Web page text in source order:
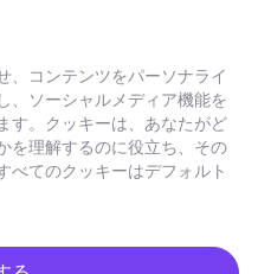
: 2110978
Town, Tortola, British Virgin
およびSIA GoMining Latviaと
令や規制を完全に遵守して運営し
供与、拡散資金供与への対策に全
の基準を維持し、マネーロンダリ
らには拡散資金供与防止措置を厳
頼性と安全性を確保しています。
incorporated, organized and
339, TRILOGY EAST
Limassol, Cyprus.
、投資の勧誘や推奨を目的とした
、コンテンツをパーソナライ
、ソーシャルメディア機能を
す。クッキーは、あなたがど
を理解するのに役立ち、その
べてのクッキーはデフォルト